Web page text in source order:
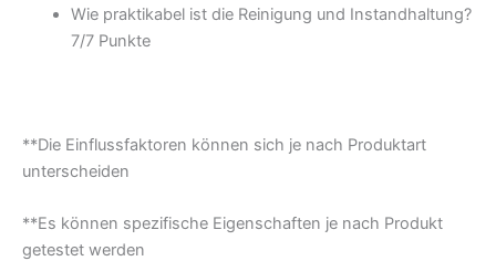
Wie praktikabel ist die Reinigung und Instandhaltung?
7/7 Punkte
**Die Einflussfaktoren können sich je nach Produktart
unterscheiden
**Es können spezifische Eigenschaften je nach Produkt
getestet werden